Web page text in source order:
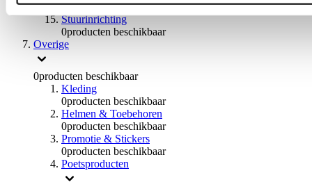
0producten beschikbaar
Stuurinrichting
0producten beschikbaar
Overige
0producten beschikbaar
Kleding
0producten beschikbaar
Helmen & Toebehoren
0producten beschikbaar
Promotie & Stickers
0producten beschikbaar
Poetsproducten